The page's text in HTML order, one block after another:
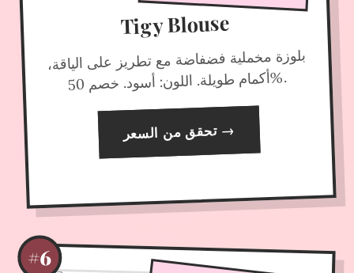
Tigy Blouse
بلوزة مخملية فضفاضة مع تطريز على الياقة،
أكمام طويلة. اللون: أسود. خصم 50 %.
تحقق من السعر →
#6